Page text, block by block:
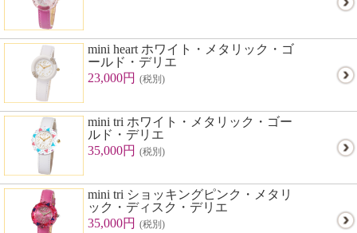
mini heart ホワイト・メタリック・ゴ
ールド・デリエ
23,000円 (税別)
mini tri ホワイト・メタリック・ゴー
ルド・デリエ
35,000円 (税別)
mini tri ショッキングピンク・メタリ
ック・ディスク・デリエ
35,000円 (税別)